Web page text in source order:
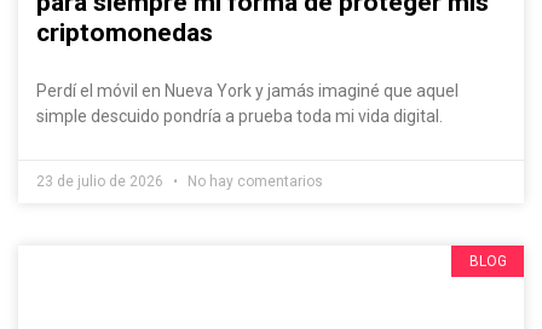
criptomonedas
Perdí el móvil en Nueva York y jamás imaginé que aquel
simple descuido pondría a prueba toda mi vida digital.
23 de julio de 2026 No hay comentarios
BLOG